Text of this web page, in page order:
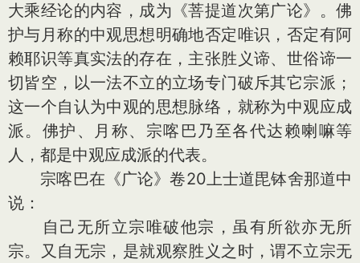
大乘经论的内容，成为《菩提道次第广论》。佛
护与月称的中观思想明确地否定唯识，否定有阿
赖耶识等真实法的存在，主张胜义谛、世俗谛一
切皆空，以一法不立的立场专门破斥其它宗派；
这一个自认为中观的思想脉络，就称为中观应成
派。佛护、月称、宗喀巴乃至各代达赖喇嘛等
人，都是中观应成派的代表。
宗喀巴在《广论》卷20上士道毘钵舍那道中
说：
自己无所立宗唯破他宗，虽有所欲亦无所
宗。又自无宗，是就观察胜义之时，谓不立宗无